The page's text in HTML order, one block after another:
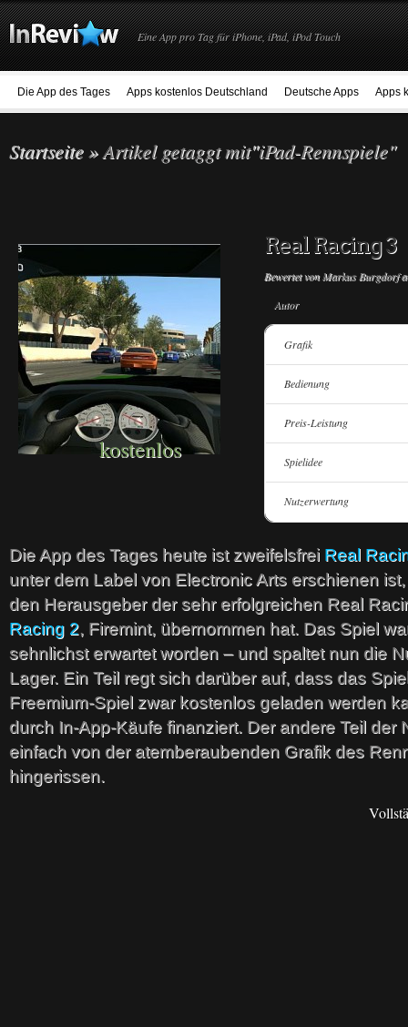
Eine App pro Tag für iPhone, iPad, iPod Touch
Die App des Tages Apps kostenlos Deutschland Deutsche Apps Apps
Startseite»Artikel getaggt mit"iPad-Rennspiele"
kostenlos
Real Racing 3
Bewertet vonMarkus Burgdorf
Autor
Grafik
Bedienung
Preis-Leistung
Spielidee
Nutzerwertung
Die App des Tages heute ist zweifelsfrei Real
unter dem Label von Electronic Arts erschienen
den Herausgeber der sehr erfolgreichen Real
Racing 2, Firemint, übernommen hat. Das Spiel
sehnlichst erwartet worden – und spaltet nun die
Lager. Ein Teil regt sich darüber auf, dass das
Freemium-Spiel zwar kostenlos geladen werden
durch In-App-Käufe finanziert. Der andere Teil der
einfach von der atemberaubenden Grafik des
hingerissen.